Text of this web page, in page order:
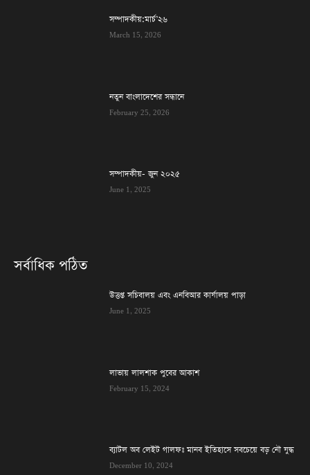
সম্পাদকীয়:মার্চ’২৬
March 15, 2026
নতুন বাংলাদেশের সন্ধানে
February 25, 2026
সম্পাদকীয়- জুন ২০২৫
June 1, 2025
সর্বাধিক পঠিত
উত্তপ্ত সচিবালয় এবং এনবিআর কার্যালয় পাড়া
June 1, 2025
লাভায় লালশাক পুবের আকাশ
February 15, 2024
ব্যাটল অব লেইট গালফঃ মানব ইতিহাসে সবচেয়ে বড় নৌ যুদ্ধ
December 10, 2024